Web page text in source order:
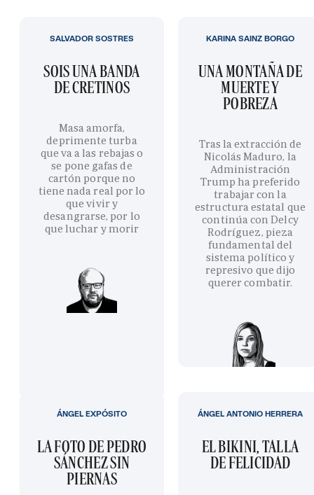
SOIS UNA BANDA
DE CRETINOS
Masa amorfa,
deprimente turba
que va a las rebajas o
se pone gafas de
cartón porque no
tiene nada real por lo
que vivir y
desangrarse, por lo
que luchar y morir
SALVADOR SOSTRES
UNA MONTAÑA DE
MUERTE Y
POBREZA
Tras la extracción de
Nicolás Maduro, la
Administración
Trump ha preferido
trabajar con la
estructura estatal que
continúa con Delcy
Rodríguez, pieza
fundamental del
sistema político y
represivo que dijo
querer combatir.
KARINA SAINZ BORGO
LA FOTO DE PEDRO
SÁNCHEZ SIN
PIERNAS
ÁNGEL EXPÓSITO
EL BIKINI, TALLA
DE FELICIDAD
ÁNGEL ANTONIO HERRERA